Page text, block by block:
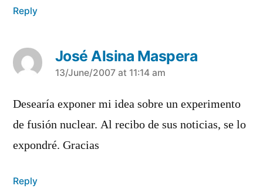
Reply
José Alsina Maspera
says:
13/June/2007 at 11:14 am
Desearí­a exponer mi idea sobre un experimento
de fusión nuclear. Al recibo de sus noticias, se lo
expondré. Gracias
Reply